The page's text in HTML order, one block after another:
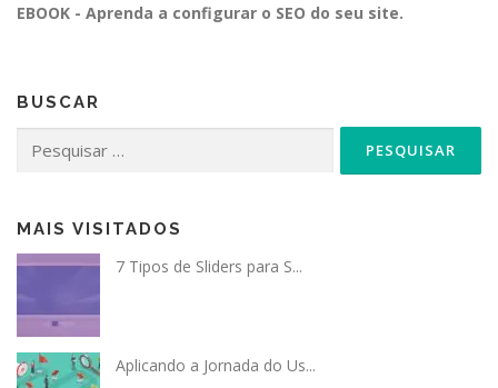
EBOOK - Aprenda a configurar o SEO do seu site.
BUSCAR
por:
MAIS VISITADOS
7 Tipos de Sliders para S...
Aplicando a Jornada do Us...